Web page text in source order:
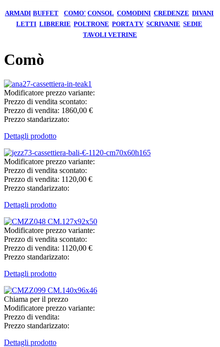
ARMADI BUFFET COMO' CONSOL COMODINI CREDENZE DIVANI
LETTI LIBRERIE POLTRONE PORTA TV SCRIVANIE SEDIE
TAVOLI VETRINE
Comò
Modificatore prezzo variante:
Prezzo di vendita scontato:
Prezzo di vendita: 1860,00 €
Prezzo standarizzato:
Dettagli prodotto
Modificatore prezzo variante:
Prezzo di vendita scontato:
Prezzo di vendita: 1120,00 €
Prezzo standarizzato:
Dettagli prodotto
Modificatore prezzo variante:
Prezzo di vendita scontato:
Prezzo di vendita: 1120,00 €
Prezzo standarizzato:
Dettagli prodotto
Chiama per il prezzo
Modificatore prezzo variante:
Prezzo di vendita:
Prezzo standarizzato:
Dettagli prodotto